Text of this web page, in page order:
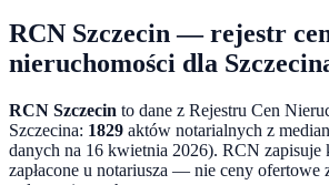
RCN Szczecin— rejestr
nieruchomości dla
RCN Szczecin to dane z Rejestru Cen
Szczecina: 1829 aktów notarialnych z
danych na 16 kwietnia 2026). RCN zapisuje
zapłacone u notariusza — nie ceny ofertowe